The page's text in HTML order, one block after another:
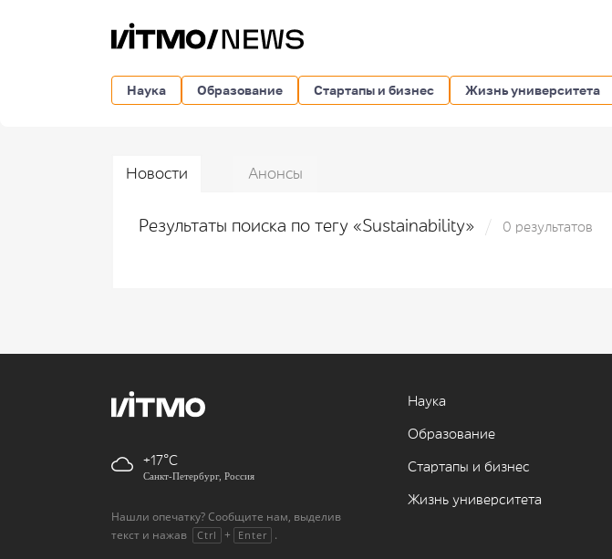
Наука Образование Стартапы и бизнес Жизнь университета
Новости Анонсы
Результаты поиска по тегу «Sustainability» 0 результатов
+17
Санкт-Петербург, Россия
Нашли опечатку? Сообщите нам, выделив
текст и нажав
Ctrl + Enter .
Наука
Образование
Стартапы и бизнес
Жизнь университета